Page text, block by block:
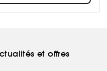
et offres